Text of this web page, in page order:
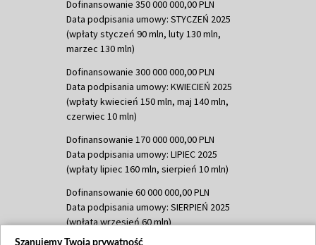
Dofinansowanie 350 000 000,00 PLN
Data podpisania umowy: STYCZEŃ 2025
(wpłaty styczeń 90 mln, luty 130 mln,
marzec 130 mln)
Dofinansowanie 300 000 000,00 PLN
Data podpisania umowy: KWIECIEŃ 2025
(wpłaty kwiecień 150 mln, maj 140 mln,
czerwiec 10 mln)
Dofinansowanie 170 000 000,00 PLN
Data podpisania umowy: LIPIEC 2025
(wpłaty lipiec 160 mln, sierpień 10 mln)
Dofinansowanie 60 000 000,00 PLN
Data podpisania umowy: SIERPIEŃ 2025
(wpłata wrzesień 60 mln)
Szanujemy Twoją prywatność